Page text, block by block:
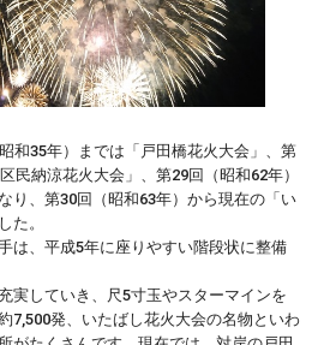
和35年）までは「戸田橋花火大会」、第
民納涼花火大会」、第29回（昭和62年）
り、第30回（昭和63年）から現在の「い
た。
は、平成5年に座りやすい階段状に整備
実していき、尺5寸玉やスターマインを
7,500発、いたばし花火大会の名物といわ